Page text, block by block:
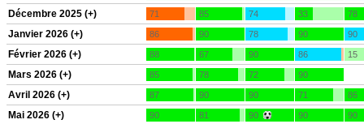
Décembre 2025 (+) 71 85 74 33 78
Janvier 2026 (+) 86 90 78 90 90
Février 2026 (+) 88 67 90 86 15
Mars 2026 (+) 85 78 72 90
Avril 2026 (+) 87 90 90 71 86
Mai 2026 (+) 90 81 90 90 90